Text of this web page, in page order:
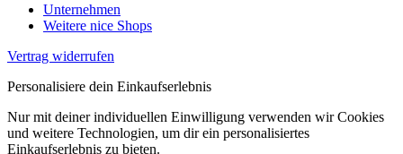
Unternehmen
Weitere nice Shops
Vertrag widerrufen
Personalisiere dein Einkaufserlebnis
Nur mit deiner individuellen Einwilligung verwenden wir Cookies
und weitere Technologien, um dir ein personalisiertes
Einkaufserlebnis zu bieten.